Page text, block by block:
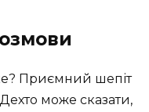
Приємний шепіт
може сказати,